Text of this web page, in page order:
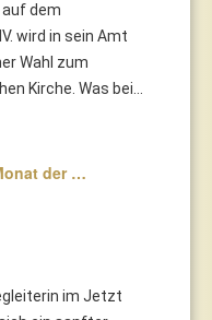
dem
wird in sein Amt
Wahl zum
Kirche. Was bei...
der …
im Jetzt